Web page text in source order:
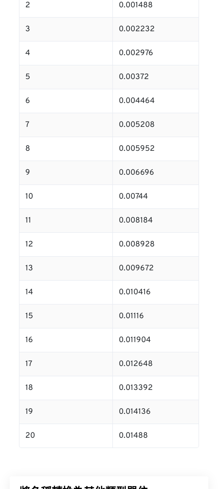
2 0.001488
3 0.002232
4 0.002976
5 0.00372
6 0.004464
7 0.005208
8 0.005952
9 0.006696
10 0.00744
11 0.008184
12 0.008928
13 0.009672
14 0.010416
15 0.01116
16 0.011904
17 0.012648
18 0.013392
19 0.014136
20 0.01488